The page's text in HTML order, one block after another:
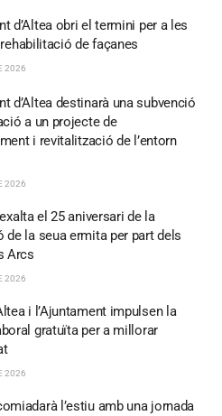
d’Altea obri el termini per a les
de façanes
2026
d’Altea destinarà una subvenció
a un projecte de
i revitalització de l’entorn
2026
el 25 aniversari de la
de la seua ermita per part dels
Arcs
2026
i l’Ajuntament impulsen la
gratuïta per a millorar
2026
l’estiu amb una jornada